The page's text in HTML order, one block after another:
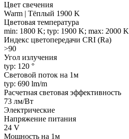
Цвет свечения
Warm | Тёплый 1900 K
Цветовая температура
min: 1800 K; typ: 1900 K; max: 2000 K
Индекс цветопередачи CRI (Ra)
>90
Угол излучения
typ: 120 °
Световой поток на 1м
typ: 690 lm/m
Расчетная световая эффективность
73 лм/Вт
Электрические
Напряжение питания
24 V
Мощность на 1м